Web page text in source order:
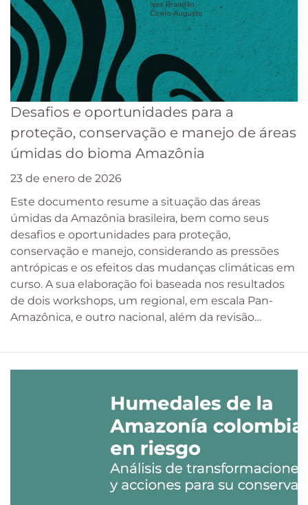
Desafios e oportunidades para a
proteção, conservação e manejo de áreas
úmidas do bioma Amazônia
23 de enero de 2026
Este documento resume a situação das áreas
úmidas da Amazônia brasileira, bem como seus
desafios e oportunidades para proteção,
conservação e manejo, considerando as pressões
antrópicas e os efeitos das mudanças climáticas em
curso. A sua elaboração foi baseada nos resultados
de dois workshops, um regional, em escala Pan-
Amazônica, e outro nacional, além da revisão…